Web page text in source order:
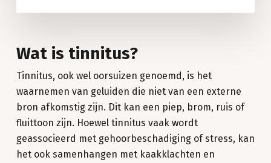
Wat is tinnitus?
Tinnitus, ook wel oorsuizen genoemd, is het
waarnemen van geluiden die niet van een externe
bron afkomstig zijn. Dit kan een piep, brom, ruis of
fluittoon zijn. Hoewel tinnitus vaak wordt
geassocieerd met gehoorbeschadiging of stress, kan
het ook samenhangen met kaakklachten en